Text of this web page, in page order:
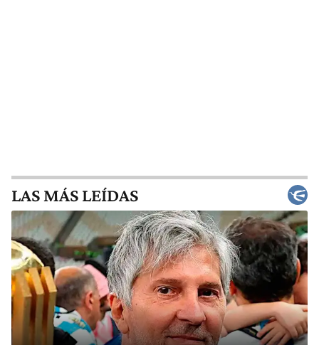
LAS MÁS LEÍDAS